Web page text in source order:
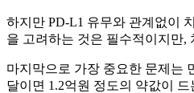
하지만 PD-L1 유무와 관계없이
을 고려하는 것은 필수적이지만,
마지막으로 가장 중요한 문제는
달이면 1.2억원 정도의 약값이 드